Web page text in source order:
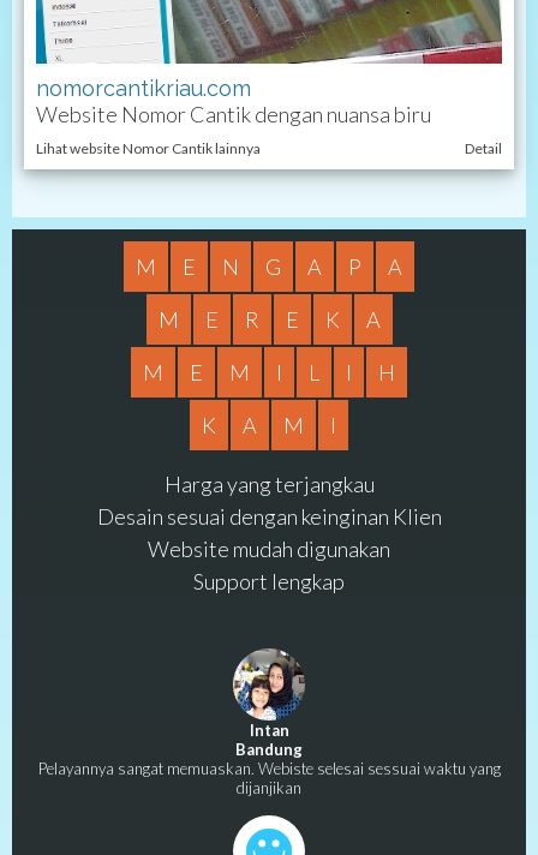
nomorcantikriau.com
Website Nomor Cantik dengan nuansa biru
Lihat website Nomor Cantik lainnya Detail
M E N G A P
A
M
E R E K
A
M
E M I L I
H
K
A M I
Harga yang terjangkau
Desain sesuai dengan keinginan Klien
Website mudah digunakan
Support lengkap
Intan
Bandung
Pelayannya sangat memuaskan. Webiste selesai sessuai waktu yang
dijanjikan